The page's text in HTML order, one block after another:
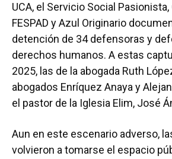
UCA, el Servicio Social
FESPAD y Azul Originario
detención de 34 defensoras y
derechos humanos. A estas
2025, las de la abogada Ruth
abogados Enríquez Anaya y
el pastor de la Iglesia Elim, José
Aun en este escenario adverso,
volvieron a tomarse el espacio